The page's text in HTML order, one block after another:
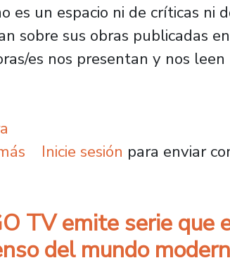
es un espacio ni de críticas ni
sobre sus obras publicadas
es nos presentan y nos
sobre Te tengo un libro #1:
Inicie sesión para enviar
TV emite serie que
del mundo